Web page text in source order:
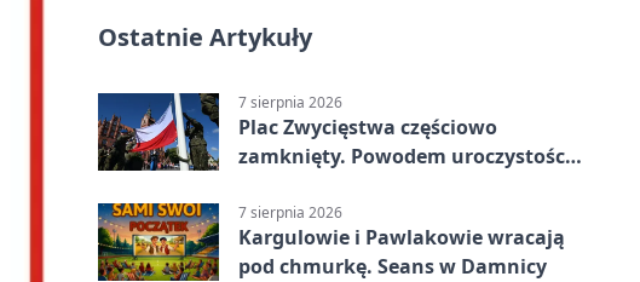
Ostatnie Artykuły
7 sierpnia 2026
Plac Zwycięstwa częściowo
zamknięty. Powodem uroczystości
7 sierpnia 2026
Kargulowie i Pawlakowie wracają
pod chmurkę. Seans w Damnicy